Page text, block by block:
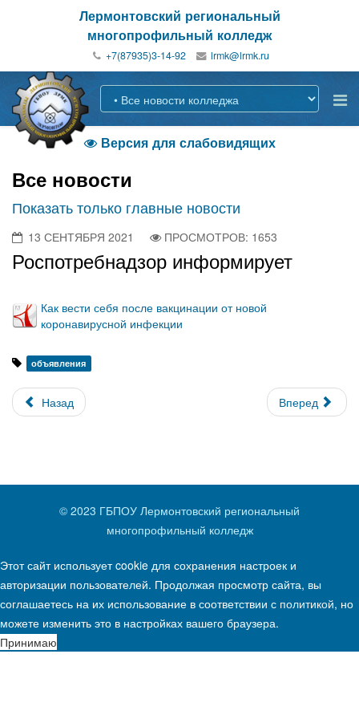
Лермонтовский региональный
многопрофильный колледж
+7(87935)3-14-92
Версия для слабовидящих
Все новости
Показать только главные новости
13 СЕНТЯБРЯ 2021 ПРОСМОТРОВ: 1653
Роспотребнадзор информирует
Как вести себя после вакцинации от новой
коронавирусной инфекции
объявления
Назад Вперед
© 2023 ГБПОУ Лермонтовский региональный
многопрофильный колледж
Этот сайт использует cookie для сохранения настроек и
авторизации пользователей. Продолжая просмотр сайта, вы
соглашаетесь на их использование в соответствии с политикой, но
можете изменить это в настройках вашего браузера.
Принимаю